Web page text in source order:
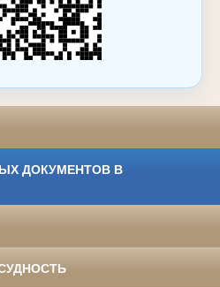
ДОКУМЕНТОВ В